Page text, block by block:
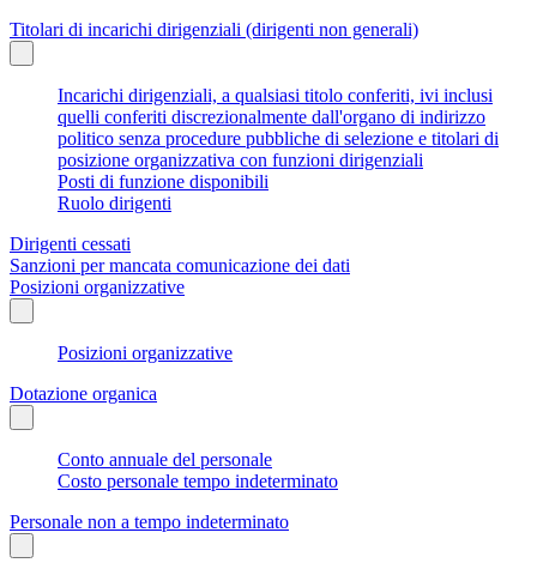
Titolari di incarichi dirigenziali (dirigenti non generali)
Incarichi dirigenziali, a qualsiasi titolo conferiti, ivi inclusi
quelli conferiti discrezionalmente dall'organo di indirizzo
politico senza procedure pubbliche di selezione e titolari di
posizione organizzativa con funzioni dirigenziali
Posti di funzione disponibili
Ruolo dirigenti
Dirigenti cessati
Sanzioni per mancata comunicazione dei dati
Posizioni organizzative
Posizioni organizzative
Dotazione organica
Conto annuale del personale
Costo personale tempo indeterminato
Personale non a tempo indeterminato